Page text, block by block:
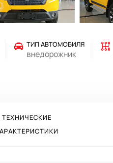
ТИП АВТОМОБИЛЯ
внедорожник
ТЕХНИЧЕСКИЕ